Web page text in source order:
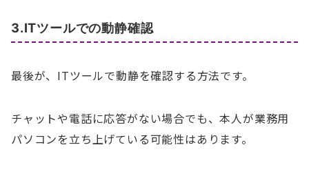
3.ITツールでの動静確認
最後が、ITツールで動静を確認する方法です。
チャットや電話に応答がない場合でも、本人が業務用
パソコンを立ち上げている可能性はあります。